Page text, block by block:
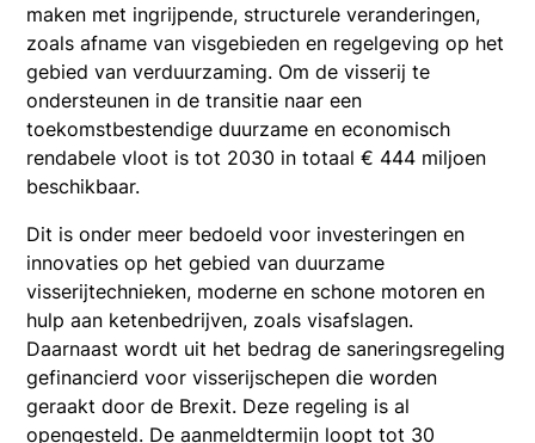
maken met ingrijpende, structurele veranderingen,
zoals afname van visgebieden en regelgeving op het
gebied van verduurzaming. Om de visserij te
ondersteunen in de transitie naar een
toekomstbestendige duurzame en economisch
rendabele vloot is tot 2030 in totaal € 444 miljoen
beschikbaar.
Dit is onder meer bedoeld voor investeringen en
innovaties op het gebied van duurzame
visserijtechnieken, moderne en schone motoren en
hulp aan ketenbedrijven, zoals visafslagen.
Daarnaast wordt uit het bedrag de saneringsregeling
gefinancierd voor visserijschepen die worden
geraakt door de Brexit. Deze regeling is al
opengesteld. De aanmeldtermijn loopt tot 30